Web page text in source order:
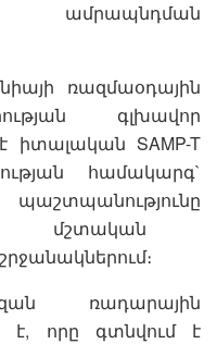
ռազմաօդային
գլխավոր
իտալական SAMP-T
համակարգ`
ի մշտական
ռադարային
որը գտնվում է